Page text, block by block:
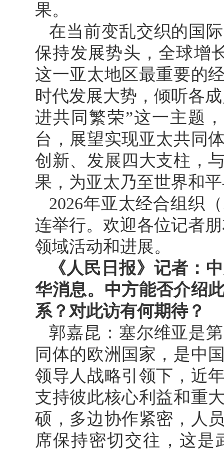
果。
在当前变乱交织的国
保持发展势头，全球增
这一亚太地区最重要的
时代发展大势，倾听各
进共同繁荣”这一主题
台，展望实现亚太共同
创新、发展四大支柱，
果，为亚太乃至世界和
2026年亚太经合组织
连举行。欢迎各位记者
领域活动和进展。
《人民日报》记者：
华消息。中方能否介绍
系？对此访有何期待？
郭嘉昆：塞尔维亚是
同体的欧洲国家，是中
领导人战略引领下，近
支持彼此核心利益和重
硕，多边协作紧密，人
席保持密切交往，这是